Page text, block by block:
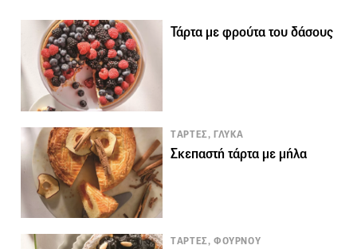
Τάρτα με φρούτα του δάσους
TΑΡΤΕΣ, ΓΛΥΚΑ
Σκεπαστή τάρτα με μήλα
TΑΡΤΕΣ, ΦΟΥΡΝΟΥ